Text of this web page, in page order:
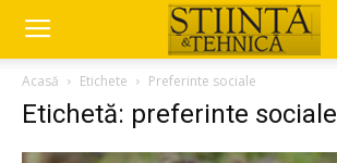
Acasă Etichete Preferinte sociale
Etichetă: preferinte sociale